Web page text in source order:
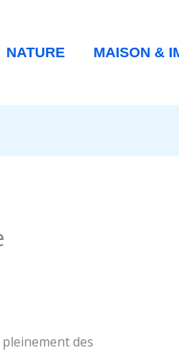
NATURE MAISON &
des